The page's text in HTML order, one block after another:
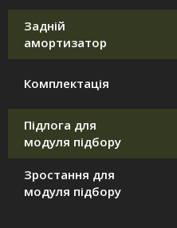
Задній
амортизатор
Комплектація
Підлога для
модуля підбору
Зростання для
модуля підбору